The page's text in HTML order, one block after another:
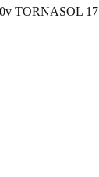
TORNASOL 17